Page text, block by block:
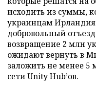
исходить из суммы,
украинцам Ирландия
добровольный
возвращение 2 млн
ожидают вернуть в
заложить не менее 5
сети Unity Hub’ов.